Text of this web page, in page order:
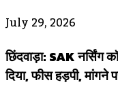
July 29, 2026
छिंदवाड़ा: SAK नर्सिंग
दिया, फीस हड़पी, मांगने